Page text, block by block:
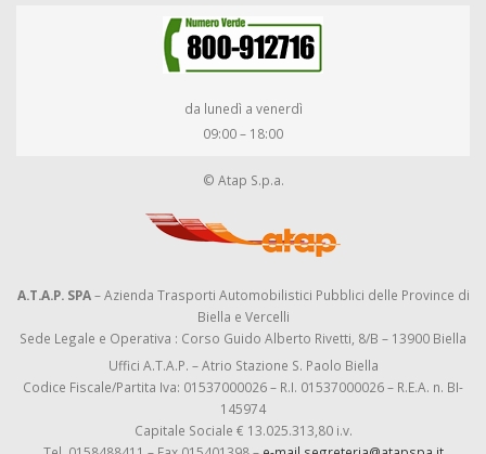
da lunedì a venerdì
09:00 – 18:00
© Atap S.p.a.
A.T.A.P. SPA– Azienda Trasporti Automobilistici Pubblici delle Province di
Biella e Vercelli
Sede Legale e Operativa : Corso Guido Alberto Rivetti, 8/B – 13900 Biella
Uffici A.T.A.P. – Atrio Stazione S. Paolo Biella
Codice Fiscale/Partita Iva: 01537000026 – R.I. 01537000026 – R.E.A. n. BI-
145974
Capitale Sociale € 13.025.313,80 i.v.